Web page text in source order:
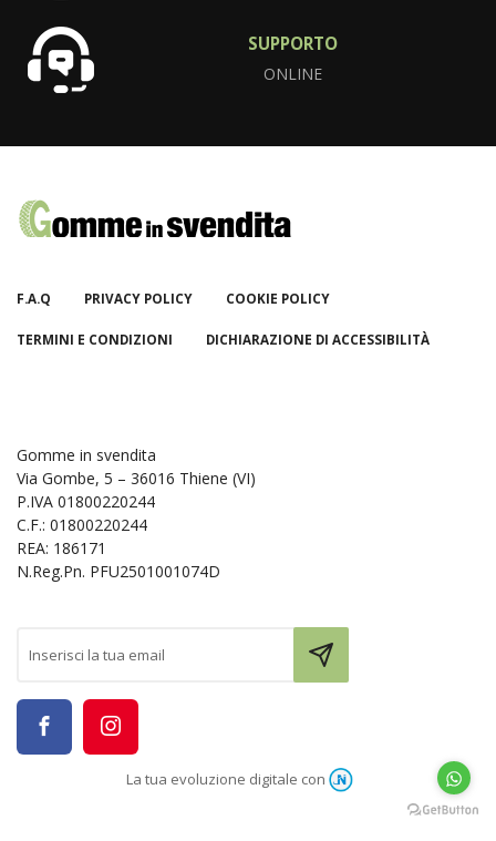
SUPPORTO
ONLINE
F.A.Q PRIVACY POLICY COOKIE POLICY
TERMINI E CONDIZIONI DICHIARAZIONE DI ACCESSIBILITÀ
Gomme in svendita
Via Gombe, 5 – 36016 Thiene (VI)
P.IVA 01800220244
C.F.: 01800220244
REA: 186171
N.Reg.Pn. PFU2501001074D
La tua evoluzione digitale con